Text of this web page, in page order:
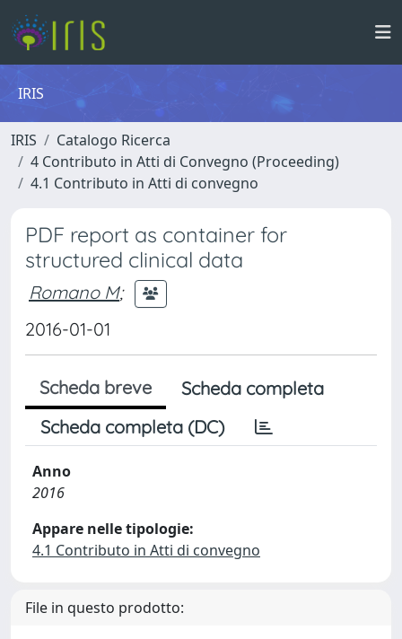
IRIS
IRIS
Catalogo Ricerca
4 Contributo in Atti di Convegno (Proceeding)
4.1 Contributo in Atti di convegno
PDF report as container for
structured clinical data
Romano M;
2016-01-01
Scheda breve
Scheda completa
Scheda completa (DC)
Anno
2016
Appare nelle tipologie:
4.1 Contributo in Atti di convegno
File in questo prodotto: